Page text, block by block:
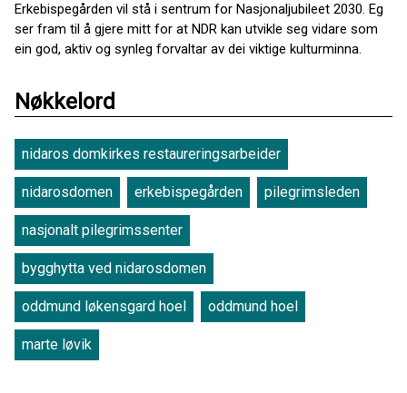
Erkebispegården vil stå i sentrum for Nasjonaljubileet 2030. Eg
ser fram til å gjere mitt for at NDR kan utvikle seg vidare som
ein god, aktiv og synleg forvaltar av dei viktige kulturminna.
Nøkkelord
nidaros domkirkes restaureringsarbeider
nidarosdomen erkebispegården pilegrimsleden
nasjonalt pilegrimssenter
bygghytta ved nidarosdomen
oddmund løkensgard hoel oddmund hoel
marte løvik